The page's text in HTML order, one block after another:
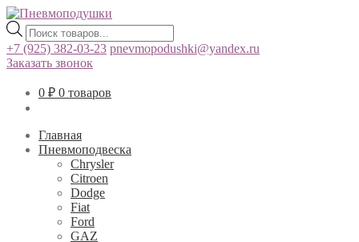
Поиск
товаров
+7 (925) 382-03-23 pnevmopodushki@yandex.ru
Заказать звонок
0 ₽ 0 товаров
Главная
Пневмоподвеска
Chrysler
Citroen
Dodge
Fiat
Ford
GAZ